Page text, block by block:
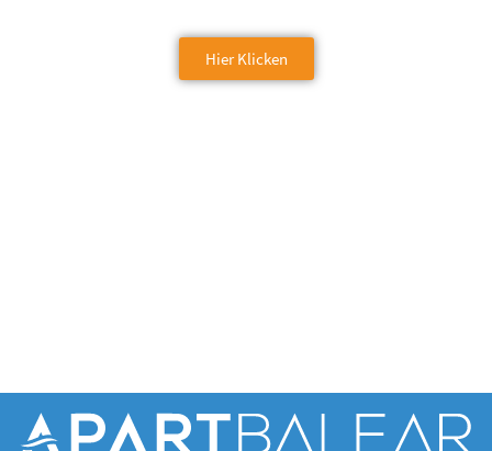
Hier Klicken